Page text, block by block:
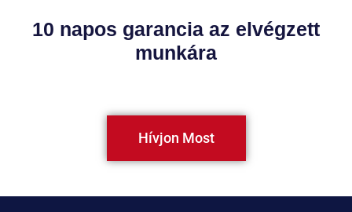
10 napos garancia az elvégzett
munkára
Hívjon Most